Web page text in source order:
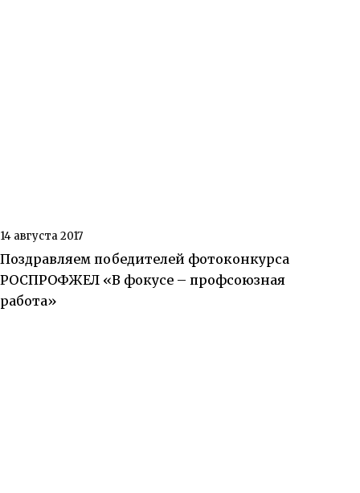
14 августа 2017
Поздравляем победителей фотоконкурса
РОСПРОФЖЕЛ «В фокусе – профсоюзная
работа»